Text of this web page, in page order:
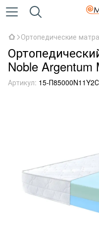
Ортопедические
Noble Argentum
Артикул: 15-